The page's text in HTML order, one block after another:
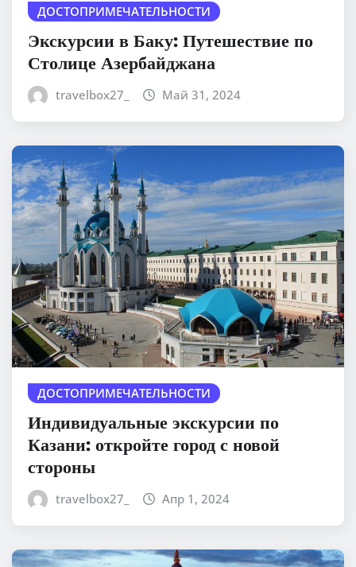
ДОСТОПРИМЕЧАТЕЛЬНОСТИ
Экскурсии в Баку: Путешествие по
Столице Азербайджана
travelbox27_ Май 31, 2024
ДОСТОПРИМЕЧАТЕЛЬНОСТИ
Индивидуальные экскурсии по
Казани: откройте город с новой
стороны
travelbox27_ Апр 1, 2024